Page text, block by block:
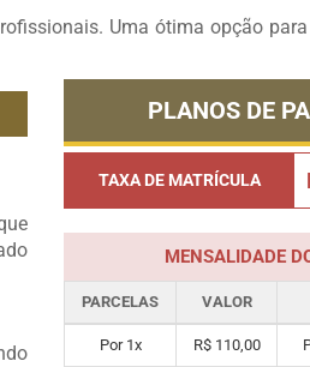
Uma ótima opção
PLANOS DE
TAXA DE MATRÍCULA
MENSALIDADE
PARCELAS VALOR
Por 1x R$ 110,00